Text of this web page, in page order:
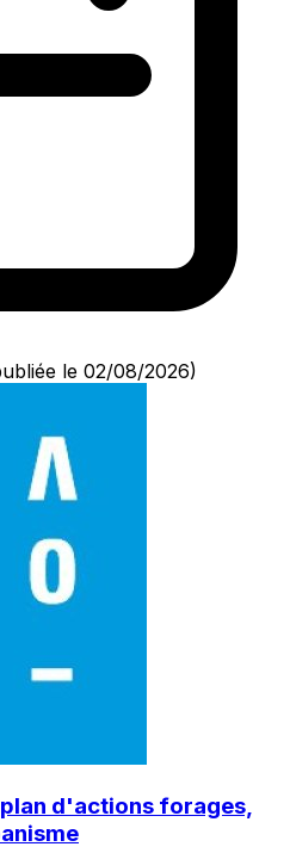
le 02/08/2026)
d'actions forages,